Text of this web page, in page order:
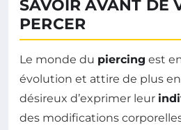
SAVOIR AVANT DE
PERCER
Le monde du piercing est
évolution et attire de plus
désireux d’exprimer leur
des modifications